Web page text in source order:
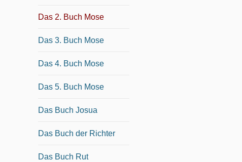
Das 2. Buch Mose
Das 3. Buch Mose
Das 4. Buch Mose
Das 5. Buch Mose
Das Buch Josua
Das Buch der Richter
Das Buch Rut